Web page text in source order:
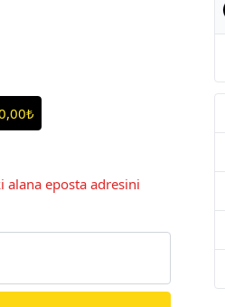
alana eposta adresini